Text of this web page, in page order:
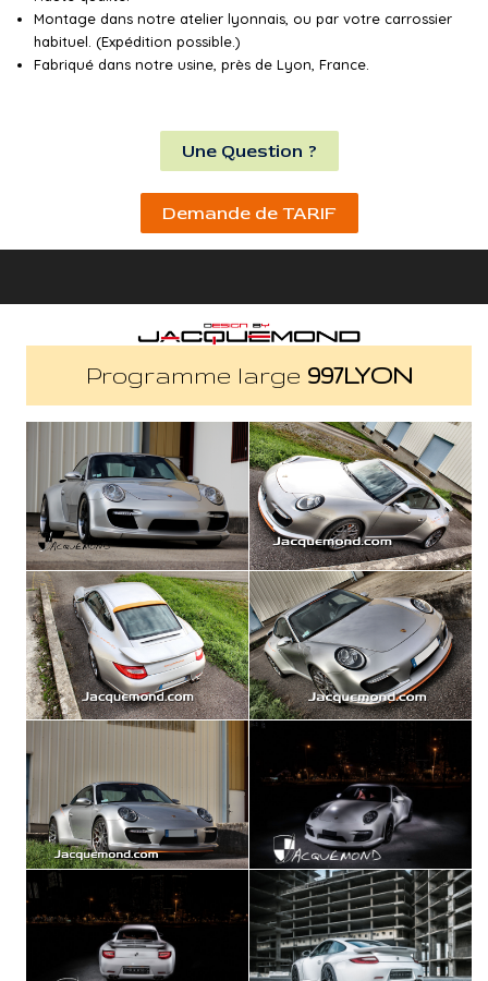
Montage dans notre atelier lyonnais, ou par votre carrossier
habituel. (Expédition possible.)
Fabriqué dans notre usine, près de Lyon, France.
Une Question ?
Demande de TARIF
Programme large 997LYON